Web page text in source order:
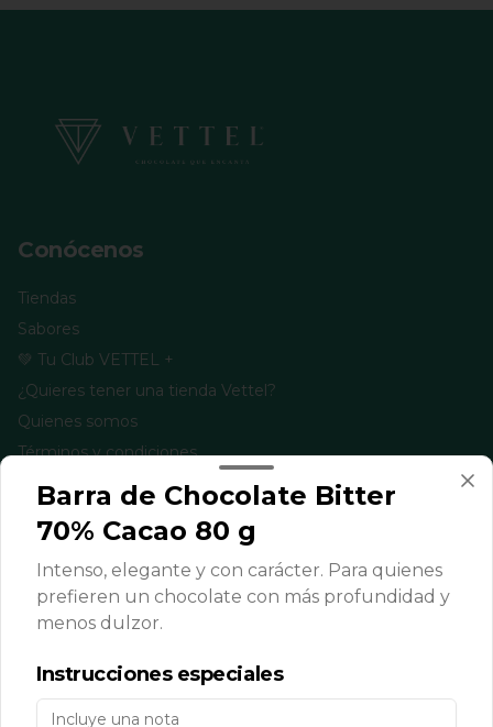
Conócenos
Tiendas
Sabores
💚 Tu Club VETTEL +
¿Quieres tener una tienda Vettel?
Quienes somos
Términos y condiciones
Política de privacidad
Redes sociales
Instagram
Facebook
Mi cuenta
Barra de Chocolate Bitter
70% Cacao 80 g
Intenso, elegante y con carácter. Para quienes
prefieren un chocolate con más profundidad y
menos dulzor.
Instrucciones especiales